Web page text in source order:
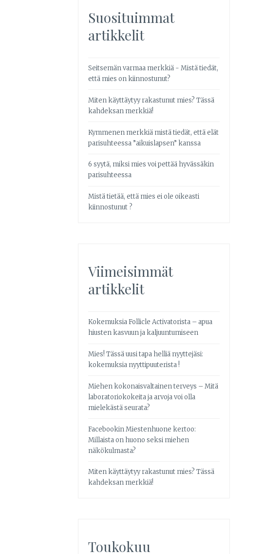
Suosituimmat
artikkelit
Seitsemän varmaa merkkiä - Mistä tiedät,
että mies on kiinnostunut?
Miten käyttäytyy rakastunut mies? Tässä
kahdeksan merkkiä!
Kymmenen merkkiä mistä tiedät, että elät
parisuhteessa ”aikuislapsen” kanssa
6 syytä, miksi mies voi pettää hyvässäkin
parisuhteessa
Mistä tietää, että mies ei ole oikeasti
kiinnostunut ?
Viimeisimmät
artikkelit
Kokemuksia Follicle Activatorista – apua
hiusten kasvuun ja kaljuuntumiseen
Mies! Tässä uusi tapa helliä nyyttejäsi:
kokemuksia nyyttipuuterista !
Miehen kokonaisvaltainen terveys – Mitä
laboratoriokokeita ja arvoja voi olla
mielekästä seurata?
Facebookin Miestenhuone kertoo:
Millaista on huono seksi miehen
näkökulmasta?
Miten käyttäytyy rakastunut mies? Tässä
kahdeksan merkkiä!
Toukokuu